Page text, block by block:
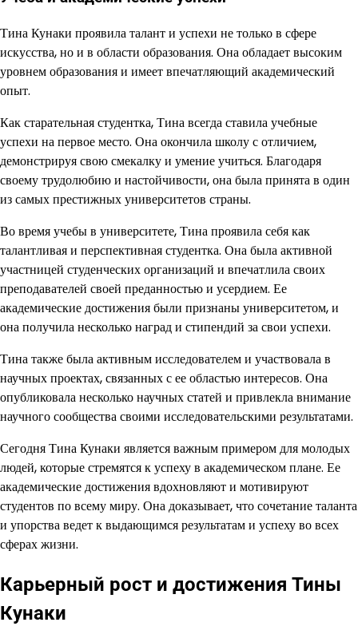
Тина Кунаки проявила талант и успехи не только в сфере
искусства, но и в области образования. Она обладает высоким
уровнем образования и имеет впечатляющий академический
опыт.
Как старательная студентка, Тина всегда ставила учебные
успехи на первое место. Она окончила школу с отличием,
демонстрируя свою смекалку и умение учиться. Благодаря
своему трудолюбию и настойчивости, она была принята в один
из самых престижных университетов страны.
Во время учебы в университете, Тина проявила себя как
талантливая и перспективная студентка. Она была активной
участницей студенческих организаций и впечатлила своих
преподавателей своей преданностью и усердием. Ее
академические достижения были признаны университетом, и
она получила несколько наград и стипендий за свои успехи.
Тина также была активным исследователем и участвовала в
научных проектах, связанных с ее областью интересов. Она
опубликовала несколько научных статей и привлекла внимание
научного сообщества своими исследовательскими результатами.
Сегодня Тина Кунаки является важным примером для молодых
людей, которые стремятся к успеху в академическом плане. Ее
академические достижения вдохновляют и мотивируют
студентов по всему миру. Она доказывает, что сочетание таланта
и упорства ведет к выдающимся результатам и успеху во всех
сферах жизни.
Карьерный рост и достижения Тины
Кунаки